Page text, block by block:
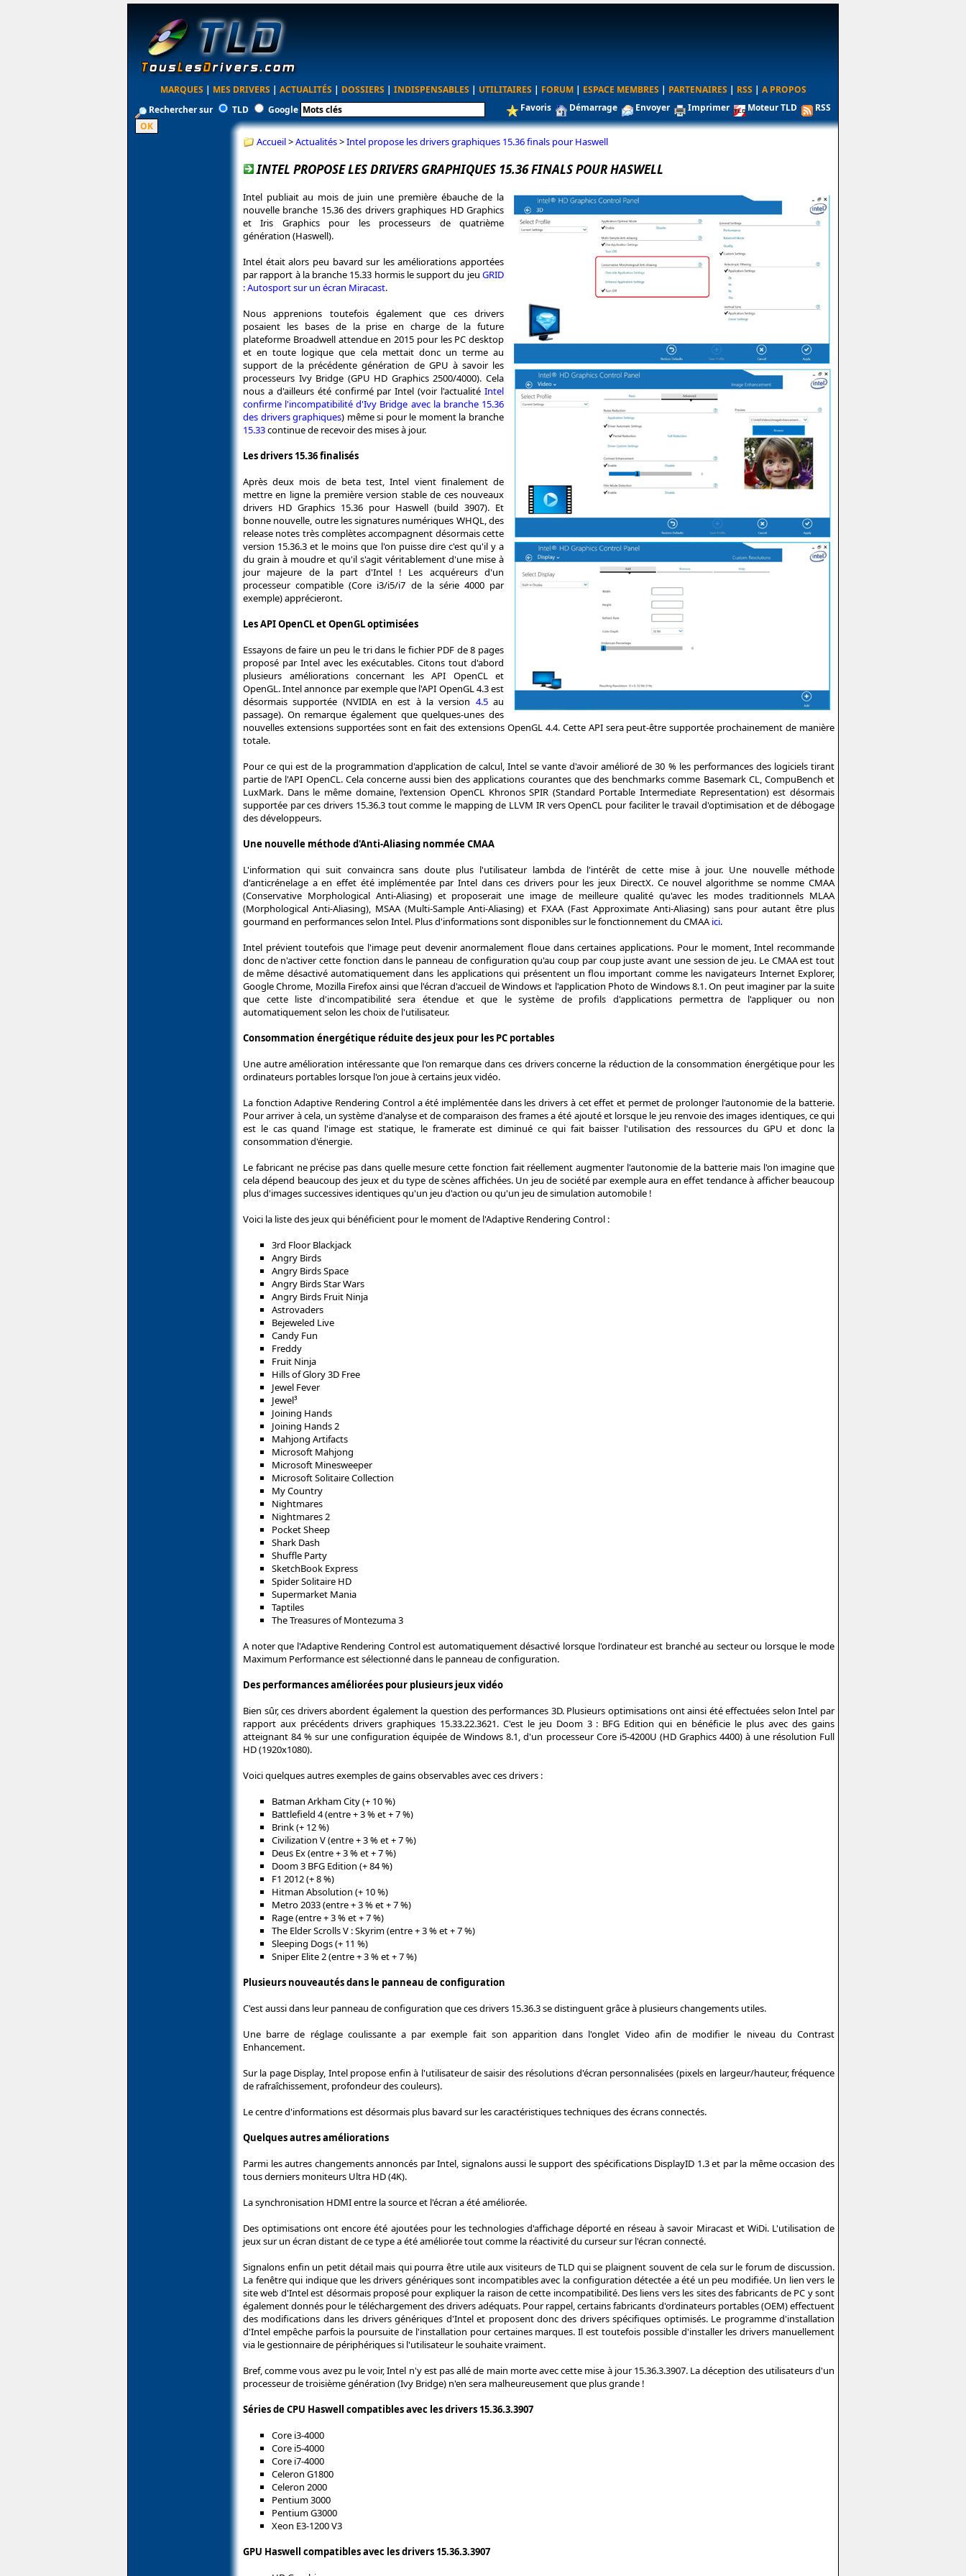
MARQUES | MES DRIVERS | ACTUALITÉS | DOSSIERS | INDISPENSABLES | UTILITAIRES | FORUM | ESPACE MEMBRES | PARTENAIRES | RSS | A PROPOS
Rechercher sur
TLD Google Favoris Démarrage Envoyer Imprimer Moteur TLD RSS
Accueil>Actualités>Intel propose les drivers graphiques 15.36 finals pour Haswell
INTEL PROPOSE LES DRIVERS GRAPHIQUES 15.36 FINALS POUR HASWELL
Intel publiait au mois de juin une première ébauche de la
nouvelle branche 15.36 des drivers graphiques HD Graphics
et Iris Graphics pour les processeurs de quatrième
génération (Haswell).
Intel était alors peu bavard sur les améliorations apportées
par rapport à la branche 15.33 hormis le support du jeu GRID
: Autosport sur un écran Miracast.
Nous apprenions toutefois également que ces drivers
posaient les bases de la prise en charge de la future
plateforme Broadwell attendue en 2015 pour les PC desktop
et en toute logique que cela mettait donc un terme au
support de la précédente génération de GPU à savoir les
processeurs Ivy Bridge (GPU HD Graphics 2500/4000). Cela
nous a d'ailleurs été confirmé par Intel (voir l'actualité Intel
confirme l'incompatibilité d'Ivy Bridge avec la branche 15.36
des drivers graphiques) même si pour le moment la branche
15.33continue de recevoir des mises à jour.
Les drivers 15.36 finalisés
Après deux mois de beta test, Intel vient finalement de
mettre en ligne la première version stable de ces nouveaux
drivers HD Graphics 15.36 pour Haswell (build 3907). Et
bonne nouvelle, outre les signatures numériques WHQL, des
release notes très complètes accompagnent désormais cette
version 15.36.3 et le moins que l'on puisse dire c'est qu'il y a
du grain à moudre et qu'il s'agit véritablement d'une mise à
jour majeure de la part d'Intel ! Les acquéreurs d'un
processeur compatible (Core i3/i5/i7 de la série 4000 par
exemple) apprécieront.
Les API OpenCL et OpenGL optimisées
Essayons de faire un peu le tri dans le fichier PDF de 8 pages
proposé par Intel avec les exécutables. Citons tout d'abord
plusieurs améliorations concernant les API OpenCL et
OpenGL. Intel annonce par exemple que l'API OpenGL 4.3 est
désormais supportée (NVIDIA en est à la version 4.5au
passage). On remarque également que quelques-unes des
nouvelles extensions supportées sont en fait des extensions OpenGL 4.4. Cette API sera peut-être supportée prochainement de manière
totale.
Pour ce qui est de la programmation d'application de calcul, Intel se vante d'avoir amélioré de 30 % les performances des logiciels tirant
partie de l'API OpenCL. Cela concerne aussi bien des applications courantes que des benchmarks comme Basemark CL, CompuBench et
LuxMark. Dans le même domaine, l'extension OpenCL Khronos SPIR (Standard Portable Intermediate Representation) est désormais
supportée par ces drivers 15.36.3 tout comme le mapping de LLVM IR vers OpenCL pour faciliter le travail d'optimisation et de débogage
des développeurs.
Une nouvelle méthode d'Anti-Aliasing nommée CMAA
L'information qui suit convaincra sans doute plus l'utilisateur lambda de l'intérêt de cette mise à jour. Une nouvelle méthode
d'anticrénelage a en effet été implémentée par Intel dans ces drivers pour les jeux DirectX. Ce nouvel algorithme se nomme CMAA
(Conservative Morphological Anti-Aliasing) et proposerait une image de meilleure qualité qu'avec les modes traditionnels MLAA
(Morphological Anti-Aliasing), MSAA (Multi-Sample Anti-Aliasing) et FXAA (Fast Approximate Anti-Aliasing) sans pour autant être plus
gourmand en performances selon Intel. Plus d'informations sont disponibles sur le fonctionnement du CMAA ici.
Intel prévient toutefois que l'image peut devenir anormalement floue dans certaines applications. Pour le moment, Intel recommande
donc de n'activer cette fonction dans le panneau de configuration qu'au coup par coup juste avant une session de jeu. Le CMAA est tout
de même désactivé automatiquement dans les applications qui présentent un flou important comme les navigateurs Internet Explorer,
Google Chrome, Mozilla Firefox ainsi que l'écran d'accueil de Windows et l'application Photo de Windows 8.1. On peut imaginer par la suite
que cette liste d'incompatibilité sera étendue et que le système de profils d'applications permettra de l'appliquer ou non
automatiquement selon les choix de l'utilisateur.
Consommation énergétique réduite des jeux pour les PC portables
Une autre amélioration intéressante que l'on remarque dans ces drivers concerne la réduction de la consommation énergétique pour les
ordinateurs portables lorsque l'on joue à certains jeux vidéo.
La fonction Adaptive Rendering Control a été implémentée dans les drivers à cet effet et permet de prolonger l'autonomie de la batterie.
Pour arriver à cela, un système d'analyse et de comparaison des frames a été ajouté et lorsque le jeu renvoie des images identiques, ce qui
est le cas quand l'image est statique, le framerate est diminué ce qui fait baisser l'utilisation des ressources du GPU et donc la
consommation d'énergie.
Le fabricant ne précise pas dans quelle mesure cette fonction fait réellement augmenter l'autonomie de la batterie mais l'on imagine que
cela dépend beaucoup des jeux et du type de scènes affichées. Un jeu de société par exemple aura en effet tendance à afficher beaucoup
plus d'images successives identiques qu'un jeu d'action ou qu'un jeu de simulation automobile !
Voici la liste des jeux qui bénéficient pour le moment de l'Adaptive Rendering Control :
3rd Floor Blackjack
Angry Birds
Angry Birds Space
Angry Birds Star Wars
Angry Birds Fruit Ninja
Astrovaders
Bejeweled Live
Candy Fun
Freddy
Fruit Ninja
Hills of Glory 3D Free
Jewel Fever
Jewel³
Joining Hands
Joining Hands 2
Mahjong Artifacts
Microsoft Mahjong
Microsoft Minesweeper
Microsoft Solitaire Collection
My Country
Nightmares
Nightmares 2
Pocket Sheep
Shark Dash
Shuffle Party
SketchBook Express
Spider Solitaire HD
Supermarket Mania
Taptiles
The Treasures of Montezuma 3
A noter que l'Adaptive Rendering Control est automatiquement désactivé lorsque l'ordinateur est branché au secteur ou lorsque le mode
Maximum Performance est sélectionné dans le panneau de configuration.
Des performances améliorées pour plusieurs jeux vidéo
Bien sûr, ces drivers abordent également la question des performances 3D. Plusieurs optimisations ont ainsi été effectuées selon Intel par
rapport aux précédents drivers graphiques 15.33.22.3621. C'est le jeu Doom 3 : BFG Edition qui en bénéficie le plus avec des gains
atteignant 84 % sur une configuration équipée de Windows 8.1, d'un processeur Core i5-4200U (HD Graphics 4400) à une résolution Full
HD (1920x1080).
Voici quelques autres exemples de gains observables avec ces drivers :
Batman Arkham City (+ 10 %)
Battlefield 4 (entre + 3 % et + 7 %)
Brink (+ 12 %)
Civilization V (entre + 3 % et + 7 %)
Deus Ex (entre + 3 % et + 7 %)
Doom 3 BFG Edition (+ 84 %)
F1 2012 (+ 8 %)
Hitman Absolution (+ 10 %)
Metro 2033 (entre + 3 % et + 7 %)
Rage (entre + 3 % et + 7 %)
The Elder Scrolls V : Skyrim (entre + 3 % et + 7 %)
Sleeping Dogs (+ 11 %)
Sniper Elite 2 (entre + 3 % et + 7 %)
Plusieurs nouveautés dans le panneau de configuration
C'est aussi dans leur panneau de configuration que ces drivers 15.36.3 se distinguent grâce à plusieurs changements utiles.
Une barre de réglage coulissante a par exemple fait son apparition dans l'onglet Video afin de modifier le niveau du Contrast
Enhancement.
Sur la page Display, Intel propose enfin à l'utilisateur de saisir des résolutions d'écran personnalisées (pixels en largeur/hauteur, fréquence
de rafraîchissement, profondeur des couleurs).
Le centre d'informations est désormais plus bavard sur les caractéristiques techniques des écrans connectés.
Quelques autres améliorations
Parmi les autres changements annoncés par Intel, signalons aussi le support des spécifications DisplayID 1.3 et par la même occasion des
tous derniers moniteurs Ultra HD (4K).
La synchronisation HDMI entre la source et l'écran a été améliorée.
Des optimisations ont encore été ajoutées pour les technologies d'affichage déporté en réseau à savoir Miracast et WiDi. L'utilisation de
jeux sur un écran distant de ce type a été améliorée tout comme la réactivité du curseur sur l'écran connecté.
Signalons enfin un petit détail mais qui pourra être utile aux visiteurs de TLD qui se plaignent souvent de cela sur le forum de discussion.
La fenêtre qui indique que les drivers génériques sont incompatibles avec la configuration détectée a été un peu modifiée. Un lien vers le
site web d'Intel est désormais proposé pour expliquer la raison de cette incompatibilité. Des liens vers les sites des fabricants de PC y sont
également donnés pour le téléchargement des drivers adéquats. Pour rappel, certains fabricants d'ordinateurs portables (OEM) effectuent
des modifications dans les drivers génériques d'Intel et proposent donc des drivers spécifiques optimisés. Le programme d'installation
d'Intel empêche parfois la poursuite de l'installation pour certaines marques. Il est toutefois possible d'installer les drivers manuellement
via le gestionnaire de périphériques si l'utilisateur le souhaite vraiment.
Bref, comme vous avez pu le voir, Intel n'y est pas allé de main morte avec cette mise à jour 15.36.3.3907. La déception des utilisateurs d'un
processeur de troisième génération (Ivy Bridge) n'en sera malheureusement que plus grande !
Séries de CPU Haswell compatibles avec les drivers 15.36.3.3907
Core i3-4000
Core i5-4000
Core i7-4000
Celeron G1800
Celeron 2000
Pentium 3000
Pentium G3000
Xeon E3-1200 V3
GPU Haswell compatibles avec les drivers 15.36.3.3907